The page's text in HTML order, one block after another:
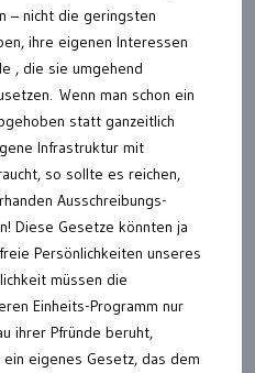
– nicht die geringsten
ihre eigenen Interessen
, die sie umgehend
Wenn man schon ein
statt ganzeitlich
Infrastruktur mit
so sollte es reichen,
Ausschreibungs-
Diese Gesetze könnten ja
Persönlichkeiten unseres
müssen die
Einheits-Programm nur
ihrer Pfründe beruht,
eigenes Gesetz, das dem